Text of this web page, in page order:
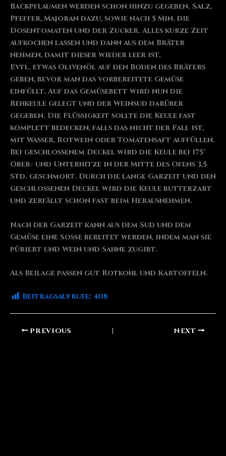
Backpflaumen werden schon hinzu gegeben. Salz,
Pfeffer, Majoran dazu, sowie nach 5 Min. die
Dosentomaten und der Zucker. Alles kurze Zeit
aufkochen lassen und dann aus dem Bräter
nehmen, damit dieser wieder leer ist.
Evtl. etwas Olivenöl auf den Boden des Bräters
geben, bevor man das vorbereitete Gemüse
einfüllt. Auf das Gemüsebett wird nun die
Rehkeule gelegt und der Weinsud darüber
gegeben. Die Flüssigkeit sollte die Keule fast
komplett bedecken, falls das nicht der Fall ist,
mit Wasser, Rotwein oder Tomatensaft auffüllen.
Bei geschlossenem Deckel wird die Keule bei 175°
Ober- und Unterhitze in der Mitte des Ofens 3,5
Std. geschmort. Durch die lange Garzeit und den
geschlossenen Deckel wird die Keule butterzart
und zerfällt schon fast beim Herausnehmen.
Nach der Garzeit kann aus dem Sud und dem
Gemüse eine Soße bereitet werden, indem man sie
püriert und Wein und Sahne zugibt.
Als Beilage passen gut Rotkohl und Kartoffeln.
Beitragsaufrufe: 408
PREVIOUS NEXT